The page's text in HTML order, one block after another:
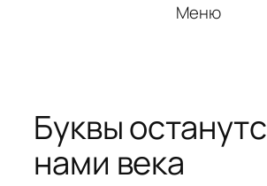
Меню
Буквы
нами века